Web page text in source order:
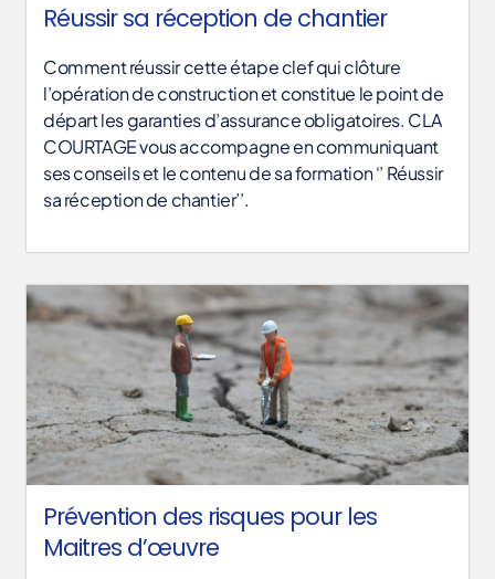
Réussir sa réception de chantier
Comment réussir cette étape clef qui clôture
l’opération de construction et constitue le point de
départ les garanties d’assurance obligatoires. CLA
COURTAGE vous accompagne en communiquant
ses conseils et le contenu de sa formation ‘’ Réussir
sa réception de chantier’’.
Prévention des risques pour les
Maitres d’œuvre